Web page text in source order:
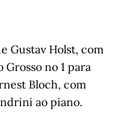
Gustav Holst, com
no 1 para
Bloch, com
ao piano.